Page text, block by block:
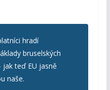
hradí
bruselských
teď EU jasně
naše.